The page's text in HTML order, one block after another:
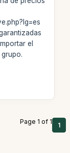
el
Page 1 of 1 1